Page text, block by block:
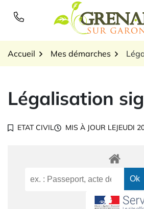
Logo
Accueil Mes démarches
Légalisation
ETAT CIVIL MIS À JOUR LEJEUDI